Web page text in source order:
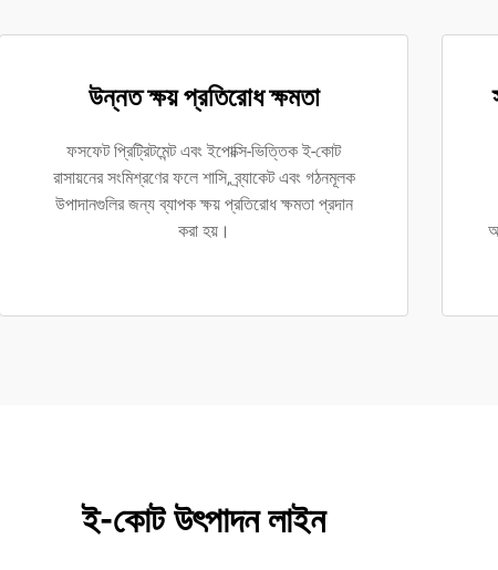
উন্নত ক্ষয় প্রতিরোধ ক্ষমতা
ফসফেট প্রিট্রিটমেন্ট এবং ইপোক্সি-ভিত্তিক ই-কোট
রাসায়নের সংমিশ্রণের ফলে শাসি, ব্র্যাকেট এবং গঠনমূলক
উপাদানগুলির জন্য ব্যাপক ক্ষয় প্রতিরোধ ক্ষমতা প্রদান
করা হয়।
ই-কোট উৎপাদন লাইন